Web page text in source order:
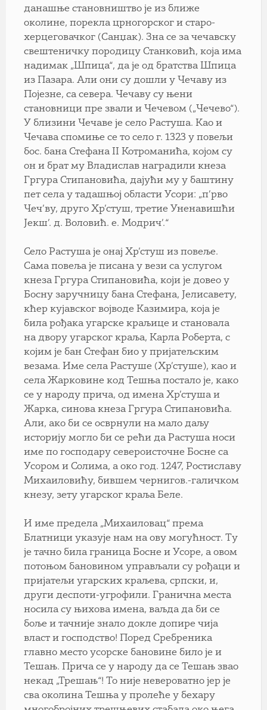
данашње становништво је из ближе
околине, порекла црногорског и старо-
херцеговачког (Санџак). Зна се за чечавску
свештеничку породицу Станковић, која има
надимак „Шпица“, да је од братства Шпица
из Пазара. Али они су дошли у Чечаву из
Појезне, са севера. Чечаву су њени
становници пpe звали и Чечевом („Чечево“).
У близини Чечаве је село Растуша. Као и
Чечава спомиње се то село г. 1323 у повељи
бос. бана Стефана II Котроманића, којом су
он и брат му Владислав наградили кнеза
Гргура Стипановића, дајући му у баштину
пет села у тадашњој области Усори: „п’рво
Чеч’ву, друго Хр’стуш, третие Уненавишћи
Јекш’. д. Воловић. е. Модрич’.“
Село Растуша је онај Хр’стуш из повеље.
Сама повеља је писана у вези са услугом
кнеза Гргура Стипановића, који је довео у
Босну заручницу бана Стефана, Јелисавету,
кћер кујавског војводе Казимира, која је
била рођака угарске краљице и становала
на двору угарског краља, Карла Роберта, с
којим је бан Стефан био у пријатељским
везама. Име села Растуше (Хр’стуше), као и
села Жарковине код Тешња постало је, како
се у народу прича, од имена Хр’стуша и
Жарка, синова кнеза Гргура Стипановића.
Али, ако би се осврнули на мало даљу
историју могло би се рећи да Растуша носи
име по господару североисточне Босне са
Усором и Солима, а око год. 1247, Ростиславу
Михаиловићу, бившем чернигов.-галичком
кнезу, зету угарског краља Беле.
И име предела „Михаиловац“ према
Блатници указује нам на ову могућност. Ту
је тачно била граница Босне и Усоре, а овом
потоњом бановином управљали су pођаци и
пријатељи угарских краљева, српски, и,
други деспоти-угрофили. Гранична места
носила су њихова имена, ваљда да би се
боље и тачније знало докле допире чија
власт и господство! Поред Сребреника
главно место усорске бановине било је и
Тешањ. Прича се у народу да се Тешањ звао
некад „Трешањ“! То није невероватно јер је
сва околина Тешња у пролеће у бехару